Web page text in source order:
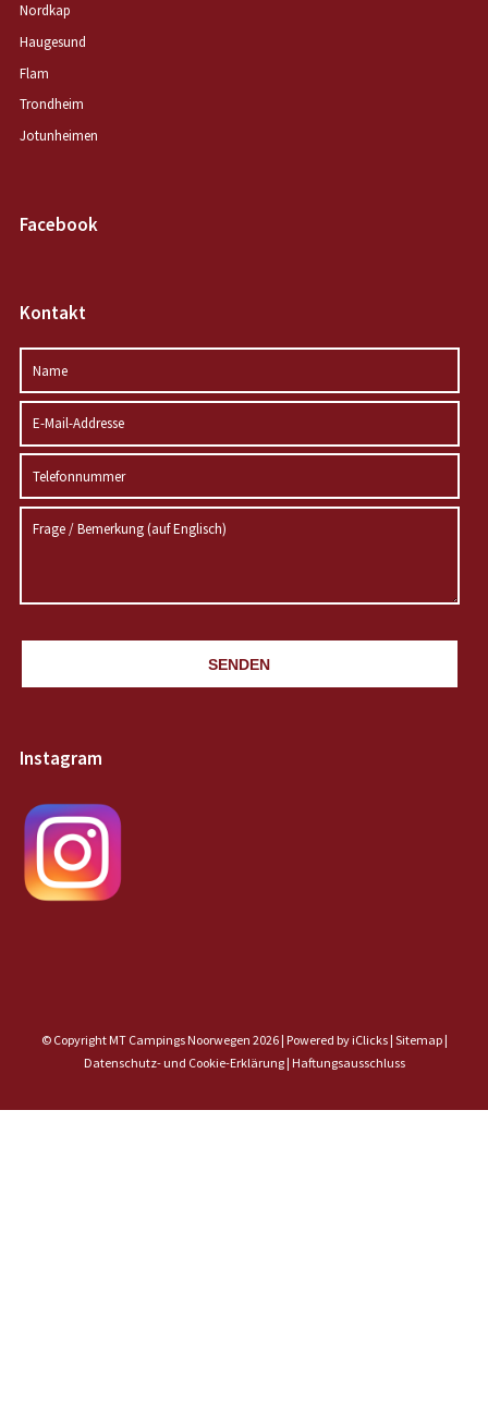
Nordkap
Haugesund
Flam
Trondheim
Jotunheimen
Facebook
Kontakt
SENDEN
Instagram
© Copyright MT Campings Noorwegen 2026 | Powered by iClicks| Sitemap|
Datenschutz- und Cookie-Erklärung | Haftungsausschluss